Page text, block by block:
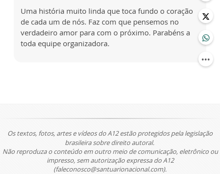
Uma história muito linda que toca fundo o coração
de cada um de nós. Faz com que pensemos no
verdadeiro amor para com o próximo. Parabéns a
toda equipe organizadora.
Os textos, fotos, artes e vídeos do A12 estão protegidos pela legislação
brasileira sobre direito autoral.
Não reproduza o conteúdo em outro meio de comunicação, eletrônico ou
impresso, sem autorização expressa do A12
(faleconosco@santuarionacional.com).